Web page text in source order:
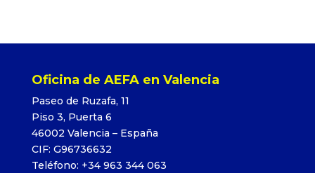
Oficina de AEFA en Valencia
Paseo de Ruzafa, 11
Piso 3, Puerta 6
46002 Valencia – España
CIF: G96736632
Teléfono: +34 963 344 063